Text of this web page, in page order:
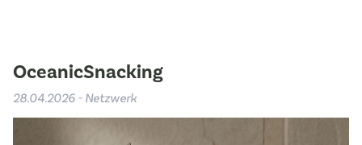
OceanicSnacking
28.04.2026 - Netzwerk